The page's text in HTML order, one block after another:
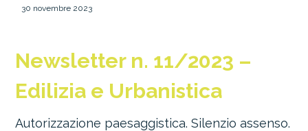
30 novembre 2023
Newsletter n. 11/2023 –
Edilizia e Urbanistica
Autorizzazione paesaggistica. Silenzio assenso.